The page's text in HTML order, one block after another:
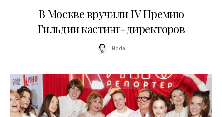
В Москве вручили IV Премию
Гильдии кастинг-директоров
Moda